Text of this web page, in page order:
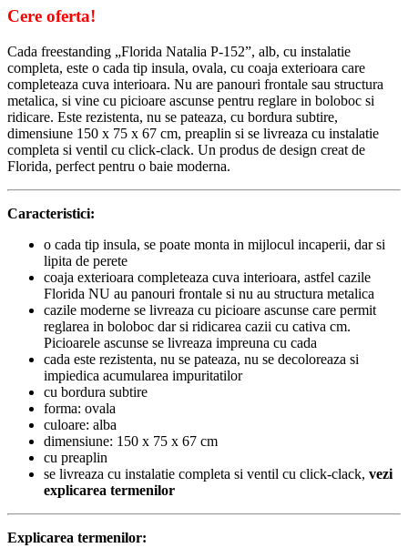
Cere oferta!
Cada freestanding „Florida Natalia P-152”, alb, cu instalatie
completa, este o cada tip insula, ovala, cu coaja exterioara care
completeaza cuva interioara. Nu are panouri frontale sau structura
metalica, si vine cu picioare ascunse pentru reglare in boloboc si
ridicare. Este rezistenta, nu se pateaza, cu bordura subtire,
dimensiune 150 x 75 x 67 cm, preaplin si se livreaza cu instalatie
completa si ventil cu click-clack. Un produs de design creat de
Florida, perfect pentru o baie moderna.
Caracteristici:
o cada tip insula, se poate monta in mijlocul incaperii, dar si
lipita de perete
coaja exterioara completeaza cuva interioara, astfel cazile
Florida NU au panouri frontale si nu au structura metalica
cazile moderne se livreaza cu picioare ascunse care permit
reglarea in boloboc dar si ridicarea cazii cu cativa cm.
Picioarele ascunse se livreaza impreuna cu cada
cada este rezistenta, nu se pateaza, nu se decoloreaza si
impiedica acumularea impuritatilor
cu bordura subtire
forma: ovala
culoare: alba
dimensiune: 150 x 75 x 67 cm
cu preaplin
se livreaza cu instalatie completa si ventil cu click-clack, vezi
explicarea termenilor
Explicarea termenilor: